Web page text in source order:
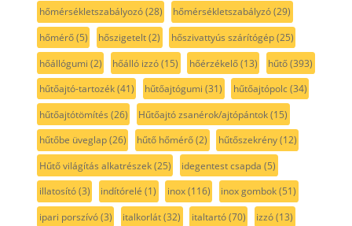
hőmérsékletszabályozó(28) hőmérsékletszabályzó(29)
hőmérő(5) hőszigetelt(2) hőszivattyús szárítógép(25)
hőállógumi (2) hőálló izzó(15) hőérzékelő(13) hűtő(393)
hűtőajtó-tartozék(41) hűtőajtógumi (31) hűtőajtópolc(34)
hűtőajtótömítés (26) Hűtőajtó zsanérok/ajtópántok(15)
hűtőbe üveglap(26) hűtő hőmérő(2) hűtőszekrény(12)
Hűtő világítás alkatrészek(25) idegentest csapda (5)
illatosító(3) indítórelé (1) inox(116) inox gombok(51)
ipari porszívó(3) italkorlát(32) italtartó(70) izzó(13)